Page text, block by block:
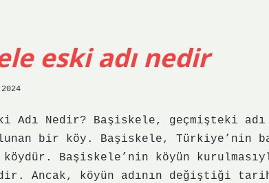
eski adı nedir
Adı Nedir? Başiskele, geçmişteki
bir köy. Başiskele, Türkiye’nin
Başiskele’nin köyün
Ancak, köyün adının değiştiği